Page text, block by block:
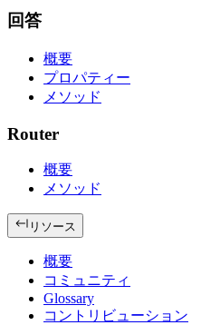
回答
概要
プロパティー
メソッド
Router
概要
メソッド
リソース
概要
コミュニティ
Glossary
コントリビューション